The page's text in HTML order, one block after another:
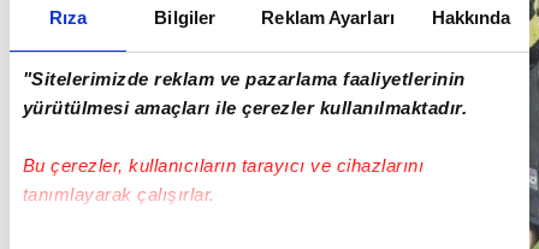
Rıza Bilgiler Reklam Ayarları Hakkında
"Sitelerimizde reklam ve pazarlama faaliyetlerinin
yürütülmesi amaçları ile çerezler kullanılmaktadır.
Bu çerezler, kullanıcıların tarayıcı ve cihazlarını
tanımlayarak çalışırlar.